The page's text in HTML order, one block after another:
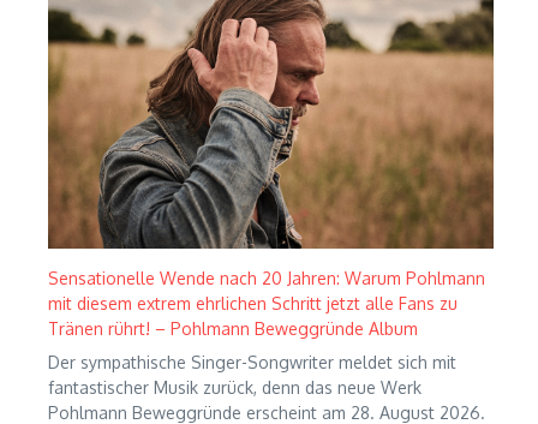
Sensationelle Wende nach 20 Jahren: Warum Pohlmann
mit diesem extrem ehrlichen Schritt jetzt alle Fans zu
Tränen rührt! – Pohlmann Beweggründe Album
Der sympathische Singer-Songwriter meldet sich mit
fantastischer Musik zurück, denn das neue Werk
Pohlmann Beweggründe erscheint am 28. August 2026.